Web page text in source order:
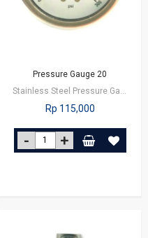
Pressure Gauge 20
Rp 115,000